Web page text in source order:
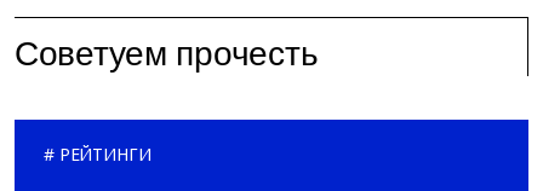
Советуем прочесть
РЕЙТИНГИ